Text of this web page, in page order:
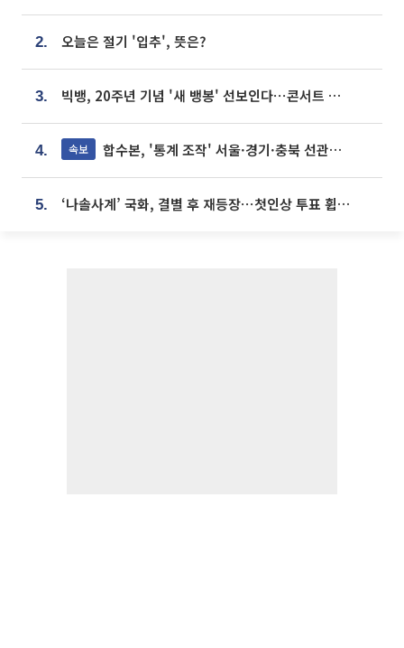
2. 오늘은 절기 '입추', 뜻은?
3. 빅뱅, 20주년 기념 '새 뱅봉' 선보인다⋯콘서트 앞두고 팝업 개최
4. 속보 합수본, '통계 조작' 서울·경기·충북 선관위 등 추가 압수수색
5. ‘나솔사계’ 국화, 결별 후 재등장⋯첫인상 투표 휩쓸고 ‘인기녀’ 등극